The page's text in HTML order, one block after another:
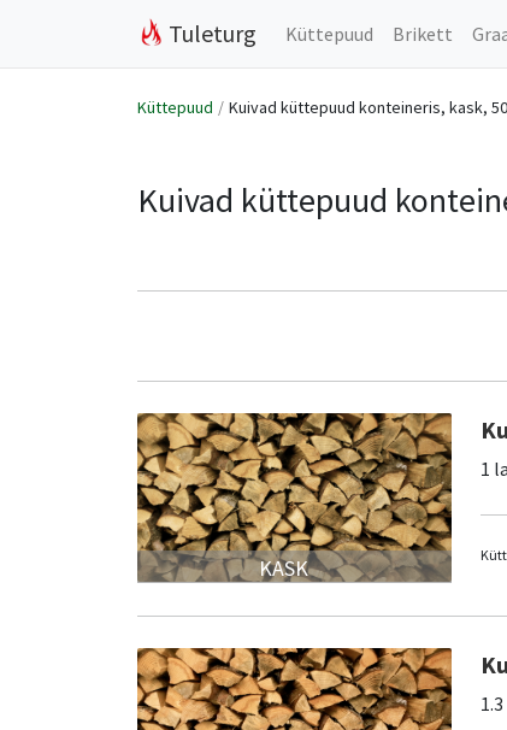
Tuleturg Küttepuud Brikett
Küttepuud Kuivad küttepuud konteineris, kask,
Kuivad küttepuud
KASK
1